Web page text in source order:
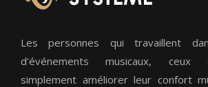
Les personnes qui travaillent
d’événements musicaux, ceux
simplement améliorer leur confort